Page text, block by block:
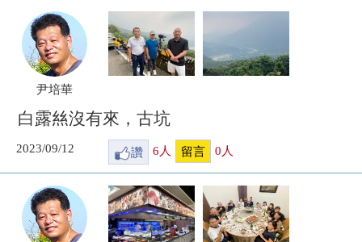
尹培華
白露𢇁沒有來，古坑
2023/09/12 讚 6 人 留言 0 人